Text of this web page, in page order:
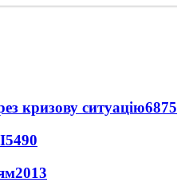
кризову ситуацію6875
5490
2013